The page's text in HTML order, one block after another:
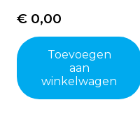
€ 0,00
Toevoegen
aan
winkelwagen